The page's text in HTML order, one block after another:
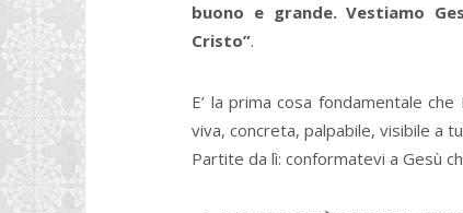
buono e grande. Vestiamo
Cristo”.
E’ la prima cosa fondamentale
viva, concreta, palpabile, visibile a
Partite da lì: conformatevi a Gesù